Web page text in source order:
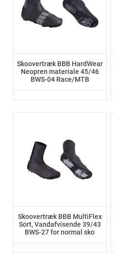
Skoovertræk BBB HardWear
Neopren materiale 45/46
BWS-04 Race/MTB
Skoovertræk BBB MultiFlex
Sort, Vandafvisende 39/43
BWS-27 for normal sko